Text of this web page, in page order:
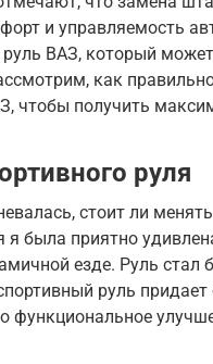
и управляемость
руль ВАЗ, который
как
чтобы получить
руля
стоит ли
я была приятно
езде. Руль стал
руль
функциональное